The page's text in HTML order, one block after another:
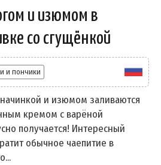
и изюмом в
со сгущёнкой
и пончики
и изюмом заливаются
кремом с варёной
получается! Интересный
обычное чаепитие в